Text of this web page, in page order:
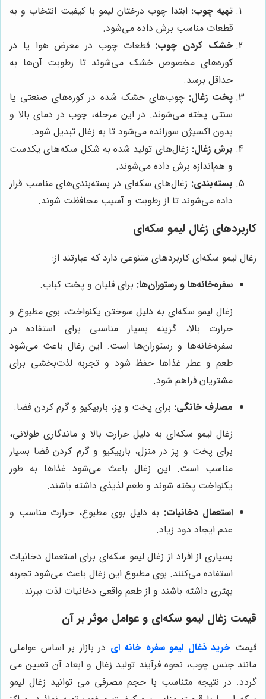
تهیه چوب: ابتدا چوب درختان لیمو با کیفیت انتخاب و به
قطعات مناسب برش داده می‌شود.
خشک کردن چوب: قطعات چوب در معرض هوا یا در
کوره‌های مخصوص خشک می‌شوند تا رطوبت آن‌ها به
حداقل برسد.
پخت زغال: چوب‌های خشک شده در کوره‌های صنعتی یا
سنتی پخته می‌شوند. در این مرحله، چوب در دمای بالا و
بدون اکسیژن سوزانده می‌شود تا به زغال تبدیل شود.
برش زغال: زغال‌های تولید شده به شکل سکه‌های یکدست
و هم‌اندازه برش داده می‌شوند.
بسته‌بندی: زغال‌های سکه‌ای در بسته‌بندی‌های مناسب قرار
داده می‌شوند تا از رطوبت و آسیب محافظت شوند.
کاربردهای زغال لیمو سکه‌ای
زغال لیمو سکه‌ای کاربردهای متنوعی دارد که عبارتند از:
سفره‌خانه‌ها و رستوران‌ها: برای قلیان و پخت کباب.
زغال لیمو سکه‌ای به دلیل سوختن یکنواخت، بوی مطبوع و
حرارت بالا، گزینه بسیار مناسبی برای استفاده در
سفره‌خانه‌ها و رستوران‌ها است. این زغال باعث می‌شود
طعم و عطر غذاها حفظ شود و تجربه لذت‌بخشی برای
مشتریان فراهم شود.
مصارف خانگی: برای پخت و پز، باربیکیو و گرم کردن فضا.
زغال لیمو سکه‌ای به دلیل حرارت بالا و ماندگاری طولانی،
برای پخت و پز در منزل، باربیکیو و گرم کردن فضا بسیار
مناسب است. این زغال باعث می‌شود غذاها به طور
یکنواخت پخته شوند و طعم لذیذی داشته باشند.
استعمال دخانیات: به دلیل بوی مطبوع، حرارت مناسب و
عدم ایجاد دود زیاد.
بسیاری از افراد از زغال لیمو سکه‌ای برای استعمال دخانیات
استفاده می‌کنند. بوی مطبوع این زغال باعث می‌شود تجربه
بهتری داشته باشند و از طعم واقعی دخانیات لذت ببرند.
قیمت زغال لیمو سکه‌ای و عوامل موثر بر آن
قیمت خرید ذغال لیمو سفره خانه ای در بازار بر اساس عواملی
مانند جنس چوب، نحوه فرآیند تولید زغال و ابعاد آن تعیین می
گردد. در نتیجه متناسب با حجم مصرفی می توانید زغال لیمو